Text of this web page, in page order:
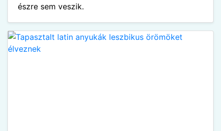
észre sem veszik.